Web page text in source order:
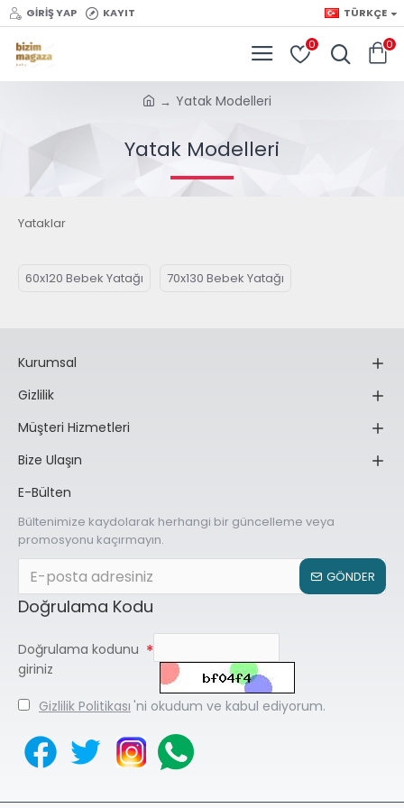
GIRIŞ YAP KAYIT TÜRKÇE
0 0
Yatak Modelleri
Yatak Modelleri
Yataklar
60x120 Bebek Yatağı 70x130 Bebek Yatağı
Kurumsal
Gizlilik
Müşteri Hizmetleri
Bize Ulaşın
E-Bülten
Bültenimize kaydolarak herhangi bir güncelleme veya
promosyonu kaçırmayın.
GÖNDER
Doğrulama Kodu
Doğrulama kodunu
giriniz
Gizlilik Politikası 'ni okudum ve kabul ediyorum.